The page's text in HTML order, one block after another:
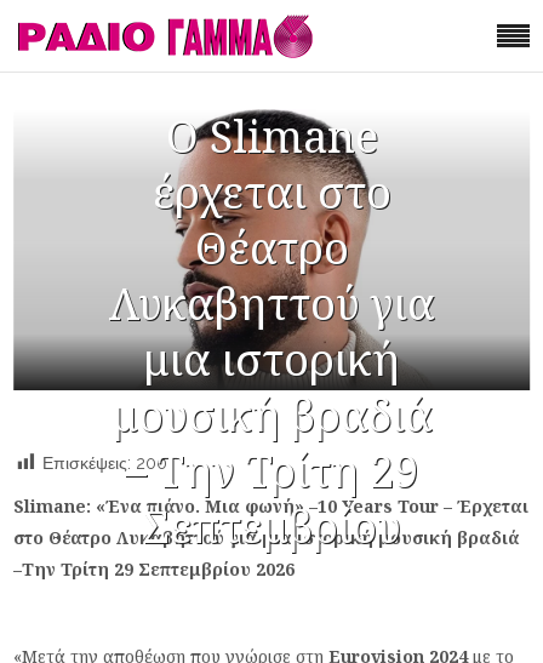
Ο Slimane
έρχεται στο
Θέατρο
Λυκαβηττού για
μια ιστορική
μουσική βραδιά
– Την Τρίτη 29
Σεπτεμβρίου
Επισκέψεις: 200
Slimane: «Ένα πιάνο. Μια φωνή» –10Years Tour –Έρχεται
στο Θέατρο Λυκαβηττού για μια ιστορική μουσική βραδιά
–Την Τρίτη 29 Σεπτεμβρίου 2026
«Μετά την αποθέωση που γνώρισε στηEurovision 2024με το